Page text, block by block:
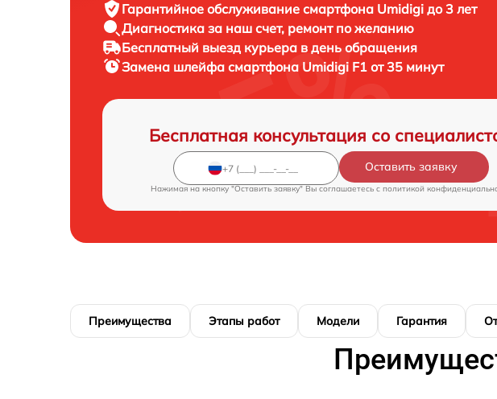
Гарантийное обслуживание смартфона Umidigi до 3 лет
Диагностика за наш счет, ремонт по желанию
Бесплатный выезд курьера в день обращения
Замена шлейфа смартфона Umidigi F1 от 35 минут
Бесплатная консультация со
Оставить заявку
Нажимая на кнопку "Оставить заявку" Вы соглашаетесь c политикой
Преимущества Этапы работ Модели Гарантия